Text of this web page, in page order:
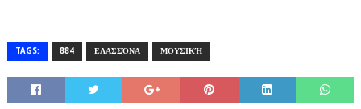
TAGS: 884 ΕΛΑΣΣΌΝΑ ΜΟΥΣΙΚΉ